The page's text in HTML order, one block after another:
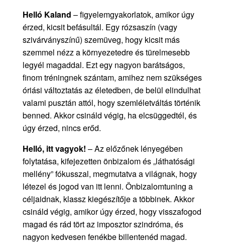
Helló Kaland – figyelemgyakorlatok, amikor úgy
érzed, kicsit befásultál. Egy rózsaszín (vagy
szivárványszínű) szemüveg, hogy kicsit más
szemmel nézz a környezetedre és türelmesebb
legyél magaddal. Ezt egy nagyon barátságos,
finom tréningnek szántam, amihez nem szükséges
óriási változtatás az életedben, de belül elindulhat
valami pusztán attól, hogy szemléletváltás történik
benned. Akkor csináld végig, ha elcsüggedtél, és
úgy érzed, nincs erőd.
Helló, itt vagyok! – Az előzőnek lényegében
folytatása, kifejezetten önbizalom és „láthatósági
mellény” fókusszal, megmutatva a világnak, hogy
létezel és jogod van itt lenni. Önbizalomtuning a
céljaidnak, klassz kiegészítője a többinek. Akkor
csináld végig, amikor úgy érzed, hogy visszafogod
magad és rád tört az imposztor szindróma, és
nagyon kedvesen fenékbe billentenéd magad.